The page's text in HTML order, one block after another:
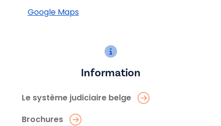
Google Maps
Information
Le système judiciaire belge
Brochures